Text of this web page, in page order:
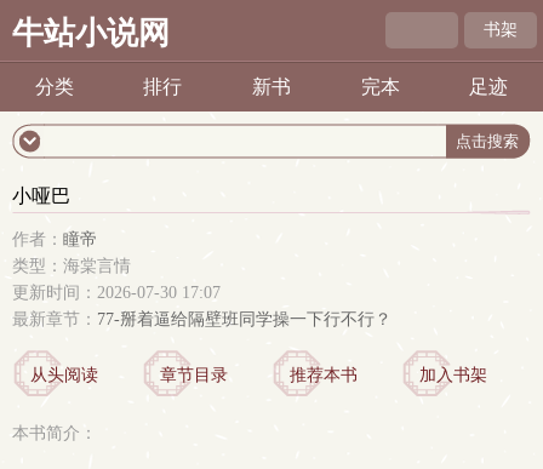
牛站小说网 书架
分类 排行 新书 完本 足迹
小哑巴
作者： 瞳帝
类型：海棠言情
更新时间：2026-07-30 17:07
最新章节： 77-掰着逼给隔壁班同学操一下行不行？
从头阅读 章节目录 推荐本书 加入书架
本书简介：